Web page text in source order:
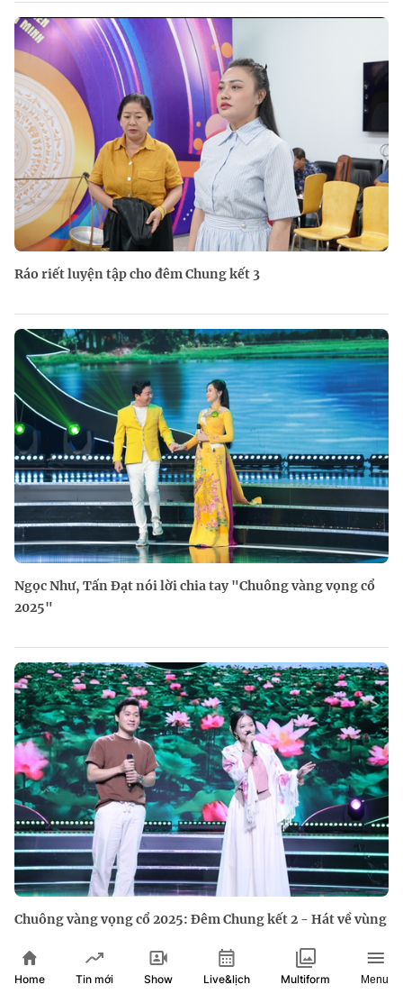
Ráo riết luyện tập cho đêm Chung kết 3
Ngọc Như, Tấn Đạt nói lời chia tay "Chuông vàng vọng cổ
2025"
Chuông vàng vọng cổ 2025: Đêm Chung kết 2 - Hát về vùng
Home Tin mới Show Live&lịch Multiform Menu